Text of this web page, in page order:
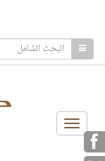
Toggle
navigation